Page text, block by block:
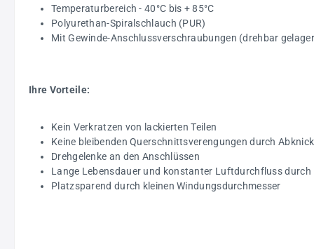
Temperaturbereich - 40°C bis + 85°C
Polyurethan-Spiralschlauch (PUR)
Mit Gewinde-Anschlussverschraubungen (drehbar
Ihre Vorteile:
Kein Verkratzen von lackierten Teilen
Keine bleibenden Querschnittsverengungen durch
Drehgelenke an den Anschlüssen
Lange Lebensdauer und konstanter Luftdurchfluss
Platzsparend durch kleinen Windungsdurchmesser